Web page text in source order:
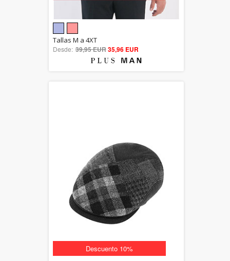
5.00
out of 5
Tallas M a 4XT
Desde: 39,95 EUR35,96 EUR
Descuento 10%